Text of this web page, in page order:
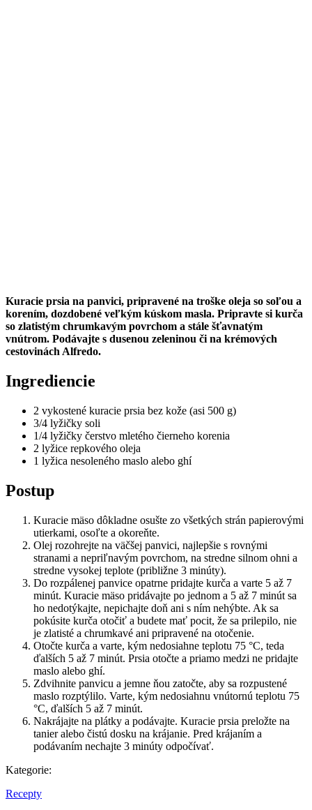
Kuracie prsia na panvici, pripravené na troške oleja so soľou a
korením, dozdobené veľkým kúskom masla. Pripravte si kurča
so zlatistým chrumkavým povrchom a stále šťavnatým
vnútrom. Podávajte s dusenou zeleninou či na krémových
cestovinách Alfredo.
Ingrediencie
2 vykostené kuracie prsia bez kože (asi 500 g)
3/4 lyžičky soli
1/4 lyžičky čerstvo mletého čierneho korenia
2 lyžice repkového oleja
1 lyžica nesoleného maslo alebo ghí
Postup
Kuracie mäso dôkladne osušte zo všetkých strán papierovými
utierkami, osoľte a okoreňte.
Olej rozohrejte na väčšej panvici, najlepšie s rovnými
stranami a nepriľnavým povrchom, na stredne silnom ohni a
stredne vysokej teplote (približne 3 minúty).
Do rozpálenej panvice opatrne pridajte kurča a varte 5 až 7
minút. Kuracie mäso pridávajte po jednom a 5 až 7 minút sa
ho nedotýkajte, nepichajte doň ani s ním nehýbte. Ak sa
pokúsite kurča otočiť a budete mať pocit, že sa prilepilo, nie
je zlatisté a chrumkavé ani pripravené na otočenie.
Otočte kurča a varte, kým nedosiahne teplotu 75 °C, teda
ďalších 5 až 7 minút. Prsia otočte a priamo medzi ne pridajte
maslo alebo ghí.
Zdvihnite panvicu a jemne ňou zatočte, aby sa rozpustené
maslo rozptýlilo. Varte, kým nedosiahnu vnútornú teplotu 75
°C, ďalších 5 až 7 minút.
Nakrájajte na plátky a podávajte. Kuracie prsia preložte na
tanier alebo čistú dosku na krájanie. Pred krájaním a
podávaním nechajte 3 minúty odpočívať.
Kategorie:
Recepty